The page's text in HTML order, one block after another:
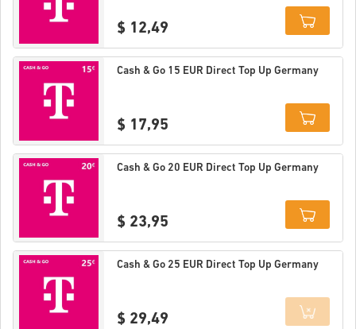
$ 12,49
Details
Cash & Go 15 EUR Direct Top Up Germany
$ 17,95
Details
Cash & Go 20 EUR Direct Top Up Germany
$ 23,95
Details
Cash & Go 25 EUR Direct Top Up Germany
$ 29,49